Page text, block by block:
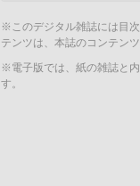
※このデジタル雑誌には目
テンツは、本誌のコンテン
※電子版では、紙の雑誌と
す。